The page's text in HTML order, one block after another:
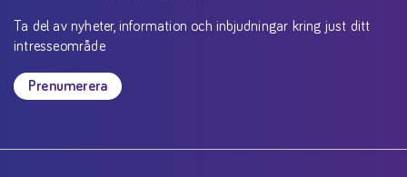
Ta del av nyheter, information och inbjudningar kring just ditt
intresseområde
Prenumerera